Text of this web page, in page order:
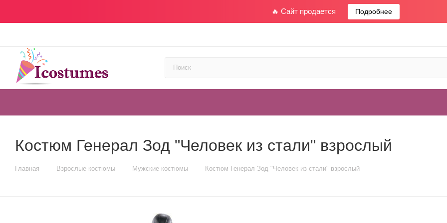
🔥 Сайт продается Подробнее
Костюм Генерал Зод "Человек из стали" взрослый
Главная — Взрослые костюмы — Мужские костюмы — Костюм Генерал Зод "Человек из стали" взрослый